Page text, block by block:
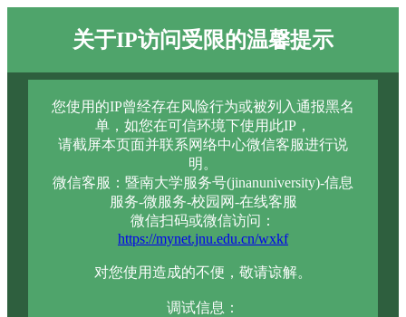
关于IP访问受限的温馨提示
您使用的IP曾经存在风险行为或被列入通报黑名
单，如您在可信环境下使用此IP，
请截屏本页面并联系网络中心微信客服进行说
明。
微信客服：暨南大学服务号(jinanuniversity)-信息
服务-微服务-校园网-在线客服
微信扫码或微信访问：
https://mynet.jnu.edu.cn/wxkf
对您使用造成的不便，敬请谅解。
调试信息：